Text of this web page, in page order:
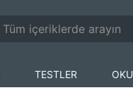
TESTLER